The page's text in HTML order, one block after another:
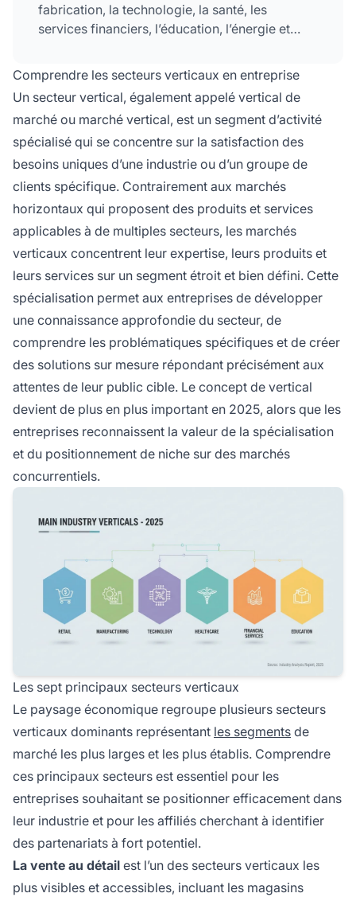
fabrication, la technologie, la santé, les
services financiers, l’éducation, l’énergie et
besoins clients uniques avec des produits et
services adaptés.
Comprendre les secteurs verticaux en entreprise
Un secteur vertical, également appelé vertical de
marché ou marché vertical, est un segment d’activité
spécialisé qui se concentre sur la satisfaction des
besoins uniques d’une industrie ou d’un groupe de
clients spécifique. Contrairement aux marchés
horizontaux qui proposent des produits et services
applicables à de multiples secteurs, les marchés
verticaux concentrent leur expertise, leurs produits et
leurs services sur un segment étroit et bien défini. Cette
spécialisation permet aux entreprises de développer
une connaissance approfondie du secteur, de
comprendre les problématiques spécifiques et de créer
des solutions sur mesure répondant précisément aux
attentes de leur public cible. Le concept de vertical
devient de plus en plus important en 2025, alors que les
entreprises reconnaissent la valeur de la spécialisation
et du positionnement de niche sur des marchés
concurrentiels.
Les sept principaux secteurs verticaux
Le paysage économique regroupe plusieurs secteurs
verticaux dominants représentant les segments de
marché les plus larges et les plus établis. Comprendre
ces principaux secteurs est essentiel pour les
entreprises souhaitant se positionner efficacement dans
leur industrie et pour les affiliés cherchant à identifier
des partenariats à fort potentiel.
La vente au détail est l’un des secteurs verticaux les
plus visibles et accessibles, incluant les magasins